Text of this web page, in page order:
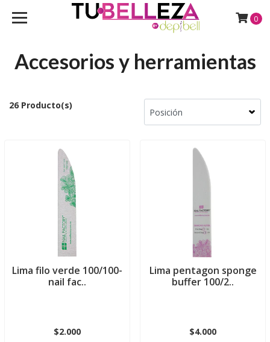
0
Accesorios y herramientas
26 Producto(s)
Lima filo verde 100/100-
nail fac..
$2.000
Lima pentagon sponge
buffer 100/2..
$4.000